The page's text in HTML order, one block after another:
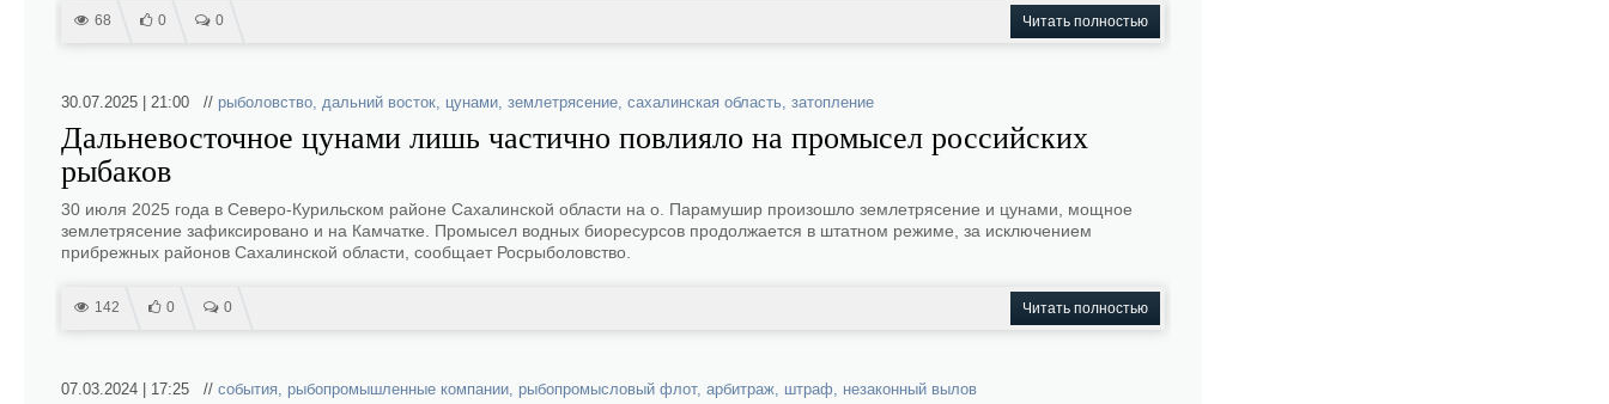
68 0 0 Читать полностью
30.07.2025 | 21:00 // рыболовство, дальний восток, цунами, землетрясение, сахалинская область, затопление
Дальневосточное цунами лишь частично повлияло на промысел российских
рыбаков
30 июля 2025 года в Северо-Курильском районе Сахалинской области на о. Парамушир произошло землетрясение и цунами, мощное
землетрясение зафиксировано и на Камчатке. Промысел водных биоресурсов продолжается в штатном режиме, за исключением
прибрежных районов Сахалинской области, сообщает Росрыболовство.
142 0 0 Читать полностью
07.03.2024 | 17:25 // события, рыбопромышленные компании, рыбопромысловый флот, арбитраж, штраф, незаконный вылов